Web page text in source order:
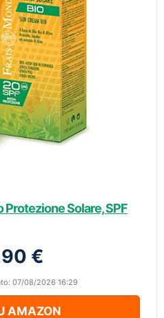
Protezione Solare, SPF
€
07/08/2026 16:29
AMAZON